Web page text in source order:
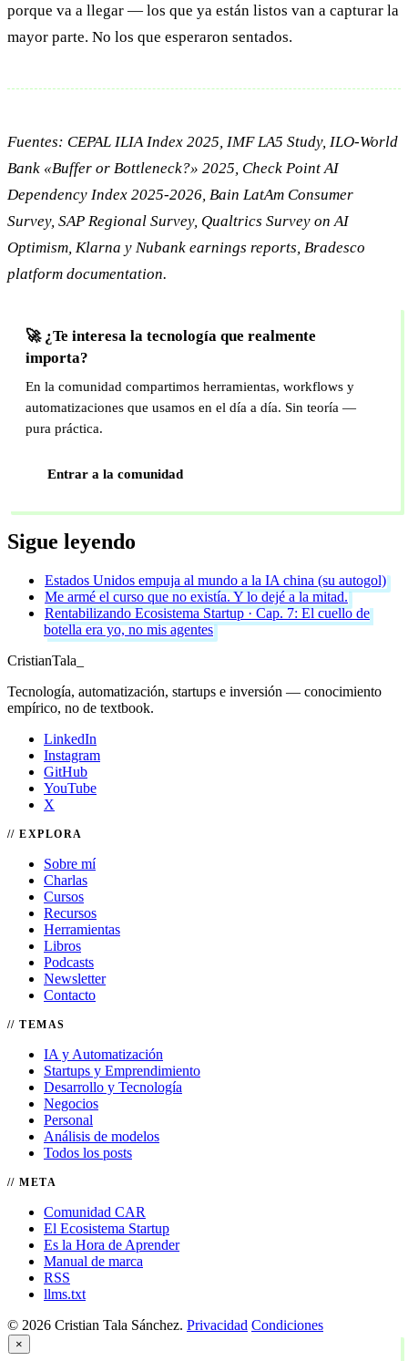
porque va a llegar — los que ya están listos van a capturar la
mayor parte. No los que esperaron sentados.
Fuentes: CEPAL ILIA Index 2025, IMF LA5 Study, ILO-World
Bank «Buffer or Bottleneck?» 2025, Check Point AI
Dependency Index 2025-2026, Bain LatAm Consumer
Survey, SAP Regional Survey, Qualtrics Survey on AI
Optimism, Klarna y Nubank earnings reports, Bradesco
platform documentation.
🚀 ¿Te interesa la tecnología que realmente
importa?
En la comunidad compartimos herramientas, workflows y
automatizaciones que usamos en el día a día. Sin teoría —
pura práctica.
Entrar a la comunidad
Sigue leyendo
Estados Unidos empuja al mundo a la IA china (su autogol)
Me armé el curso que no existía. Y lo dejé a la mitad.
Rentabilizando Ecosistema Startup · Cap. 7: El cuello de
botella era yo, no mis agentes
CristianTala
Tecnología, automatización, startups e inversión — conocimiento
empírico, no de textbook.
LinkedIn
Instagram
GitHub
YouTube
X
EXPLORA
Sobre mí
Charlas
Cursos
Recursos
Herramientas
Libros
Podcasts
Newsletter
Contacto
TEMAS
IA y Automatización
Startups y Emprendimiento
Desarrollo y Tecnología
Negocios
Personal
Análisis de modelos
Todos los posts
META
Comunidad CAR
El Ecosistema Startup
Es la Hora de Aprender
Manual de marca
RSS
llms.txt
© 2026 Cristian Tala Sánchez. Privacidad Condiciones
×